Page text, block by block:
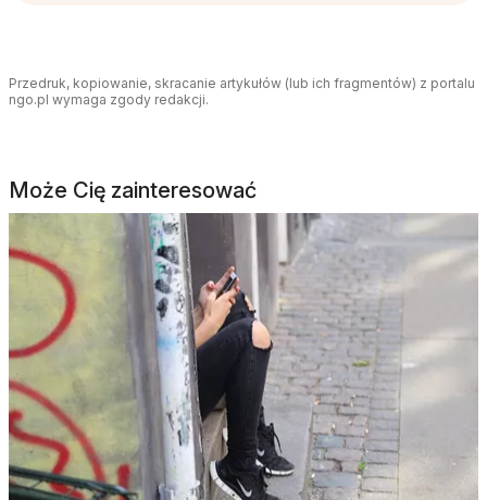
Przedruk, kopiowanie, skracanie artykułów (lub ich fragmentów) z portalu
ngo.pl wymaga zgody redakcji.
Może Cię zainteresować